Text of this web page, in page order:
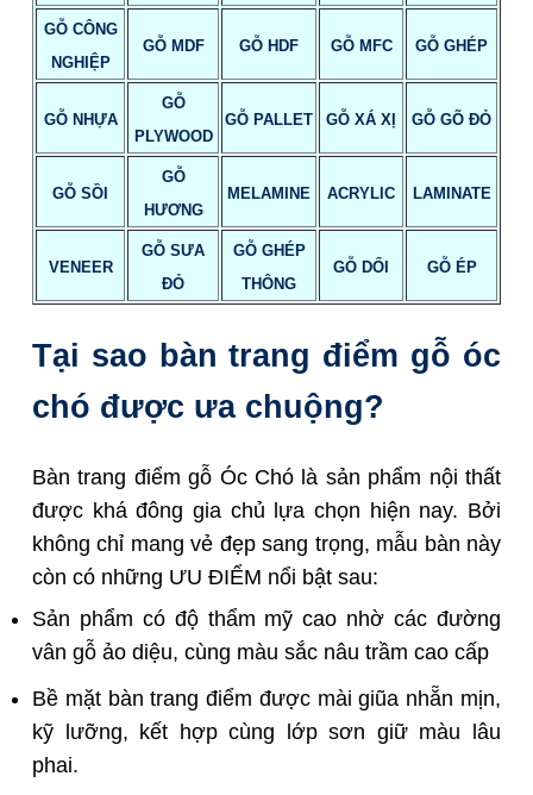
GỖ CÔNG
NGHIỆP
GỖ MDF GỖ HDF GỖ MFC GỖ GHÉP
GỖ NHỰA
GỖ
PLYWOOD
GỖ PALLET GỖ XÁ XỊ GỖ GÕ ĐỎ
GỖ SỒI
GỖ
HƯƠNG
MELAMINE ACRYLIC LAMINATE
VENEER
GỖ SƯA
ĐỎ
GỖ GHÉP
THÔNG
GỖ DỔI GỖ ÉP
Tại sao bàn trang điểm gỗ óc
chó được ưa chuộng?
Bàn trang điểm gỗ Óc Chó là sản phẩm nội thất
được khá đông gia chủ lựa chọn hiện nay. Bởi
không chỉ mang vẻ đẹp sang trọng, mẫu bàn này
còn có những ƯU ĐIỂM nổi bật sau:
Sản phẩm có độ thẩm mỹ cao nhờ các đường
vân gỗ ảo diệu, cùng màu sắc nâu trầm cao cấp
Bề mặt bàn trang điểm được mài giũa nhẵn mịn,
kỹ lưỡng, kết hợp cùng lớp sơn giữ màu lâu
phai.